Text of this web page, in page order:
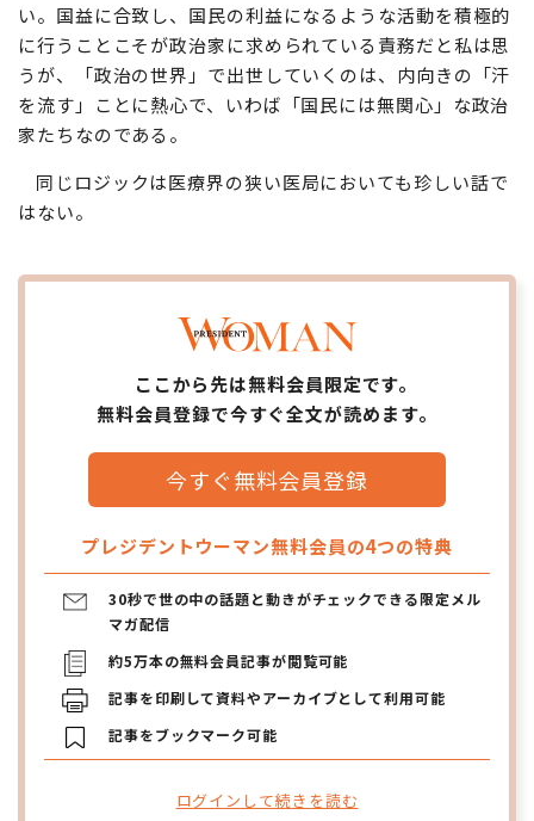
い。国益に合致し、国民の利益になるような活動を積極的
に行うことこそが政治家に求められている責務だと私は思
うが、「政治の世界」で出世していくのは、内向きの「汗
を流す」ことに熱心で、いわば「国民には無関心」な政治
家たちなのである。
同じロジックは医療界の狭い医局においても珍しい話で
はない。
ここから先は無料会員限定です。
無料会員登録で今すぐ全文が読めます。
今すぐ無料会員登録
プレジデントウーマン無料会員の4つの特典
30秒で世の中の話題と動きがチェックできる限定メル
マガ配信
約5万本の無料会員記事が閲覧可能
記事を印刷して資料やアーカイブとして利用可能
記事をブックマーク可能
ログインして続きを読む